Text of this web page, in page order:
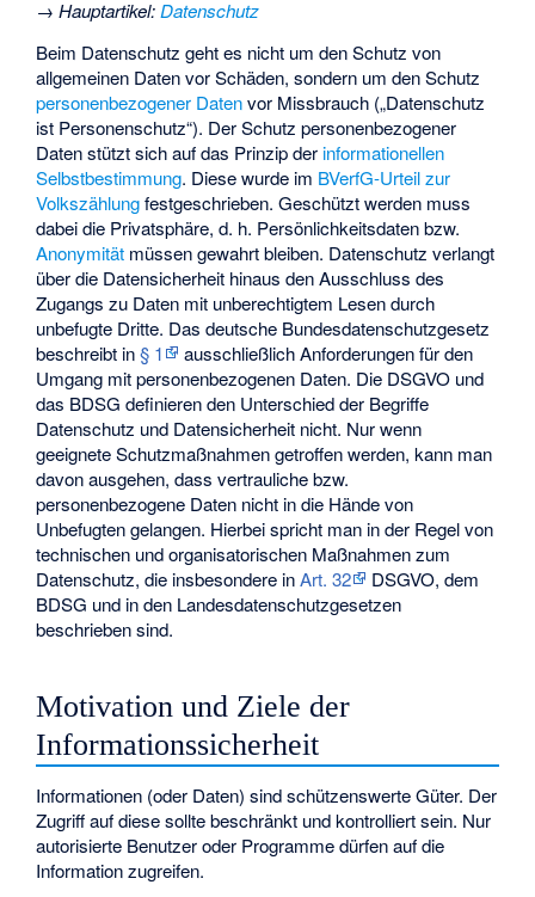
→Hauptartikel:Datenschutz
Beim Datenschutz geht es nicht um den Schutz von
allgemeinen Daten vor Schäden, sondern um den Schutz
personenbezogener Datenvor Missbrauch („Datenschutz
ist Personenschutz“). Der Schutz personenbezogener
Daten stützt sich auf das Prinzip der informationellen
Selbstbestimmung. Diese wurde im BVerfG-Urteil zur
Volkszählungfestgeschrieben. Geschützt werden muss
dabei die Privatsphäre, d. h. Persönlichkeitsdaten bzw.
Anonymität müssen gewahrt bleiben. Datenschutz verlangt
über die Datensicherheit hinaus den Ausschluss des
Zugangs zu Daten mit unberechtigtem Lesen durch
unbefugte Dritte. Das deutsche Bundesdatenschutzgesetz
beschreibt in§ 1
ausschließlich Anforderungen für den
Umgang mit personenbezogenen Daten. Die DSGVO und
das BDSG definieren den Unterschied der Begriffe
Datenschutz und Datensicherheit nicht. Nur wenn
geeignete Schutzmaßnahmen getroffen werden, kann man
davon ausgehen, dass vertrauliche bzw.
personenbezogene Daten nicht in die Hände von
Unbefugten gelangen. Hierbei spricht man in der Regel von
technischen und organisatorischen Maßnahmen zum
Datenschutz, die insbesondere inArt. 32
DSGVO, dem
BDSG und in den Landesdatenschutzgesetzen
beschrieben sind.
Motivation und Ziele der
Informationssicherheit
Informationen (oder Daten) sind schützenswerte Güter. Der
Zugriff auf diese sollte beschränkt und kontrolliert sein. Nur
autorisierte Benutzer oder Programme dürfen auf die
Information zugreifen.